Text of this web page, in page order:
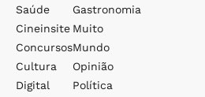
Saúde
Cineinsite
Concursos
Cultura
Digital
Gastronomia
Muito
Mundo
Opinião
Política